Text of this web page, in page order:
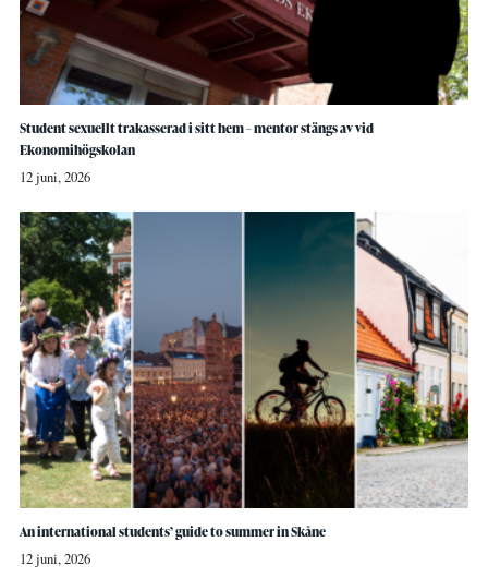
Student sexuellt trakasserad i sitt hem – mentor stängs av vid
Ekonomihögskolan
12 juni, 2026
An international students’ guide to summer in Skåne
12 juni, 2026